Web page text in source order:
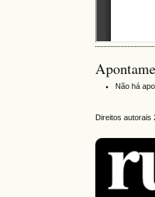
Não há
Direitos autorais